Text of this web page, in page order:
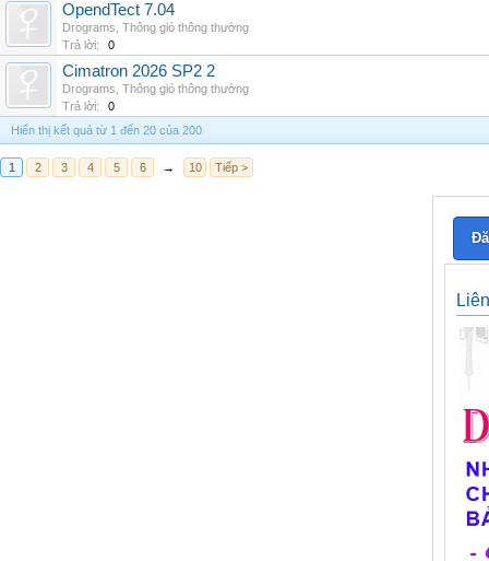
OpendTect 7.04
Drograms Thông gió thông thường
Trả lời:
0
Cimatron 2026 SP2 2
Drograms Thông gió thông thường
Trả lời:
0
Hiển thị kết quả từ 1 đến 20 của 200
1 2 3 4 5 6 → 10 Tiếp >